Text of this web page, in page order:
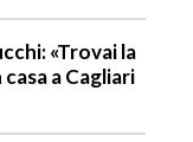
«Trovai la
a Cagliari